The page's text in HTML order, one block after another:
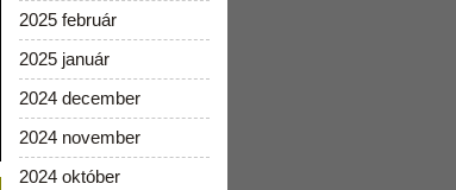
2025 február
2025 január
2024 december
2024 november
2024 október